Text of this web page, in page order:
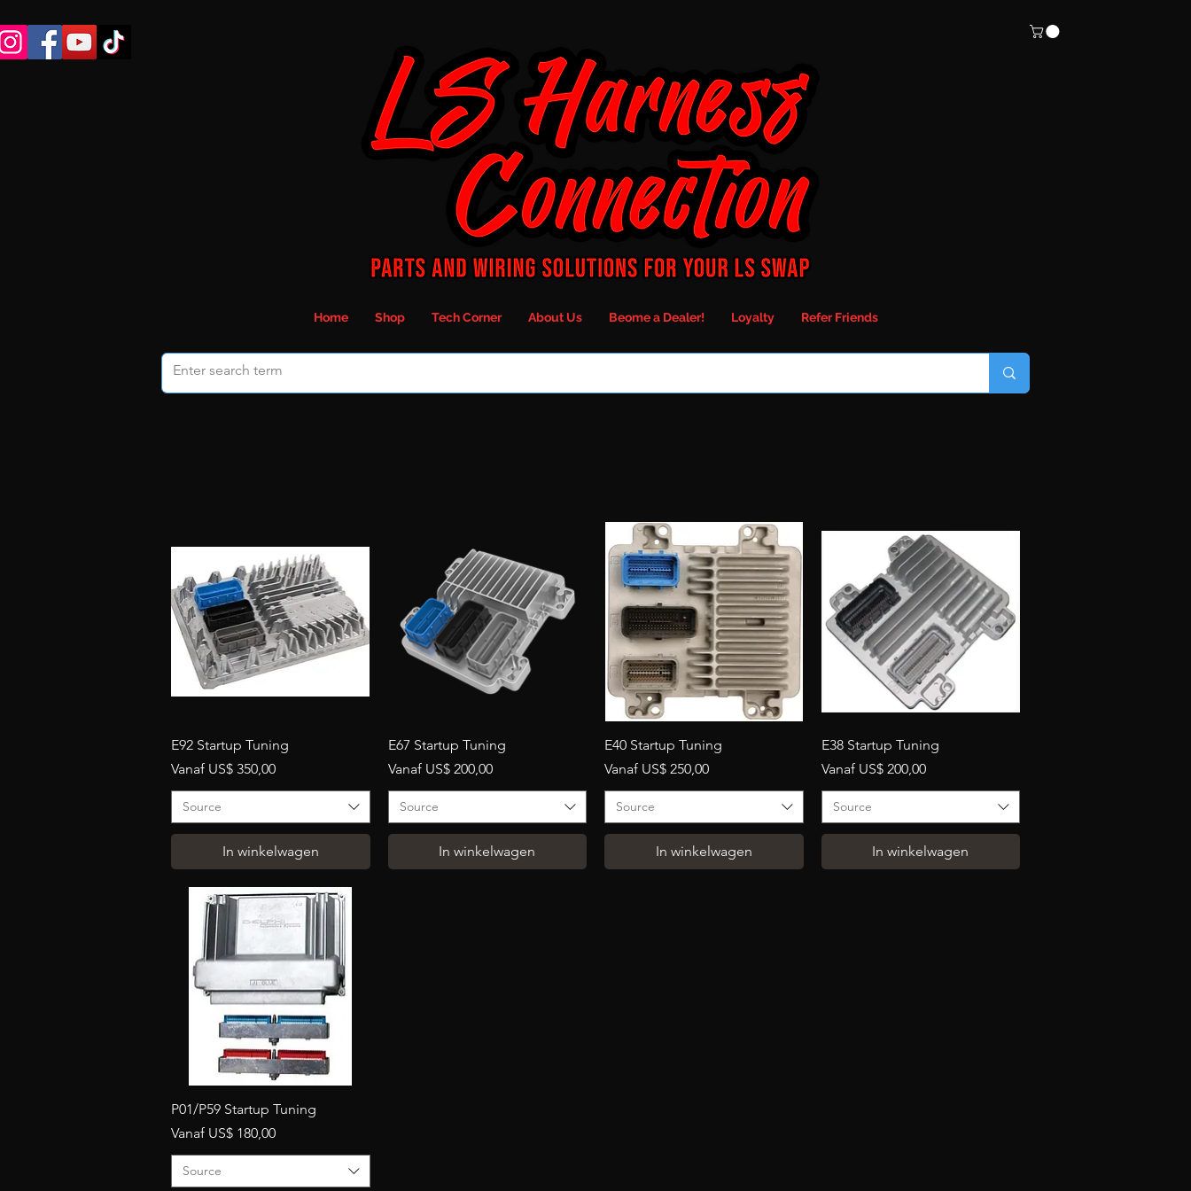
Snel overzicht
E92 Startup Tuning
Vanaf US$ 350,00
Verkoopprijs
Source
In winkelwagen
Snel overzicht
E67 Startup Tuning
Vanaf US$ 200,00
Verkoopprijs
Source
In winkelwagen
Snel overzicht
E40 Startup Tuning
Vanaf US$ 250,00
Verkoopprijs
Source
In winkelwagen
Snel overzicht
E38 Startup Tuning
Vanaf US$ 200,00
Verkoopprijs
Source
In winkelwagen
Snel overzicht
P01/P59 Startup Tuning
Vanaf US$ 180,00
Verkoopprijs
Source
Home Shop Tech Corner About Us Beome a Dealer! Loyalty Refer Friends